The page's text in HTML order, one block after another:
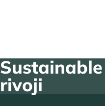
rivoji